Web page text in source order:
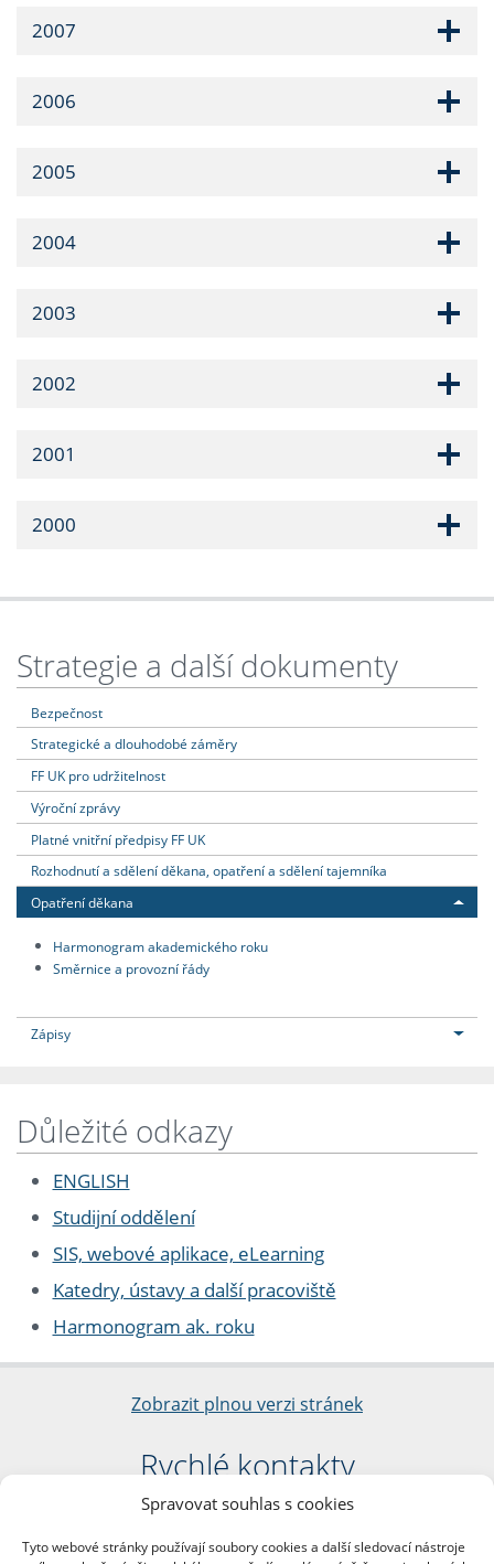
Spravovat souhlas s cookies
Tyto webové stránky používají soubory cookies a další sledovací nástroje
2007
2006
2005
2004
2003
2002
2001
2000
Strategie a další dokumenty
Bezpečnost
Strategické a dlouhodobé záměry
FF UK pro udržitelnost
Výroční zprávy
Platné vnitřní předpisy FF UK
Rozhodnutí a sdělení děkana, opatření a sdělení tajemníka
Opatření děkana
Harmonogram akademického roku
Směrnice a provozní řády
Zápisy
Důležité odkazy
ENGLISH
Studijní oddělení
SIS, webové aplikace, eLearning
Katedry, ústavy a další pracoviště
Harmonogram ak. roku
Zobrazit plnou verzi stránek
Rychlé kontakty
Filozofická fakulta
nám. Jana Palacha 1/2